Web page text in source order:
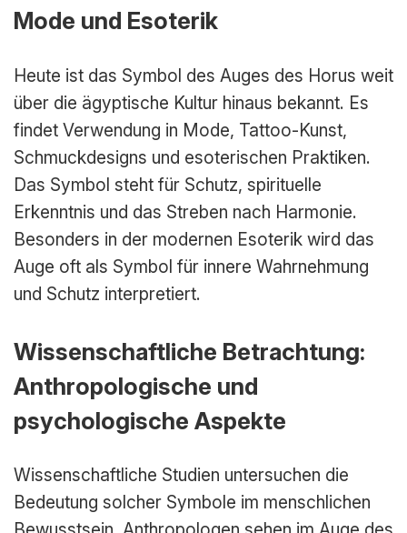
Mode und Esoterik
Heute ist das Symbol des Auges des Horus weit
über die ägyptische Kultur hinaus bekannt. Es
findet Verwendung in Mode, Tattoo-Kunst,
Schmuckdesigns und esoterischen Praktiken.
Das Symbol steht für Schutz, spirituelle
Erkenntnis und das Streben nach Harmonie.
Besonders in der modernen Esoterik wird das
Auge oft als Symbol für innere Wahrnehmung
und Schutz interpretiert.
Wissenschaftliche Betrachtung:
Anthropologische und
psychologische Aspekte
Wissenschaftliche Studien untersuchen die
Bedeutung solcher Symbole im menschlichen